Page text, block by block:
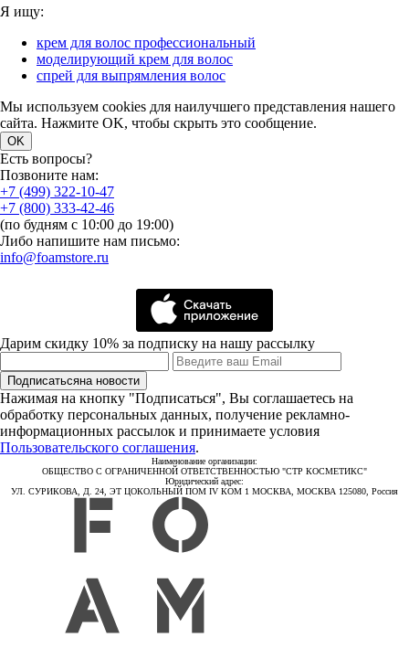
Я ищу:
крем для волос профессиональный
моделирующий крем для волос
спрей для выпрямления волос
Мы используем cookies для наилучшего представления нашего
сайта. Нажмите OK, чтобы скрыть это сообщение.
OK
Есть вопросы?
Позвоните нам:
+7 (499) 322-10-47
+7 (800) 333-42-46
(по будням с 10:00 до 19:00)
Либо напишите нам письмо:
info@foamstore.ru
Дарим скидку 10% за подписку на нашу рассылку
Подписатьсяна новости
Нажимая на кнопку "Подписаться", Вы соглашаетесь на
обработку персональных данных, получение рекламно-
информационных рассылок и принимаете условия
Пользовательского соглашения.
Наименование организации:
ОБЩЕСТВО С ОГРАНИЧЕННОЙ ОТВЕТСТВЕННОСТЬЮ "СТР КОСМЕТИКС"
Юридический адрес:
УЛ. СУРИКОВА, Д. 24, ЭТ ЦОКОЛЬНЫЙ ПОМ IV КОМ 1 МОСКВА, МОСКВА 125080, Россия